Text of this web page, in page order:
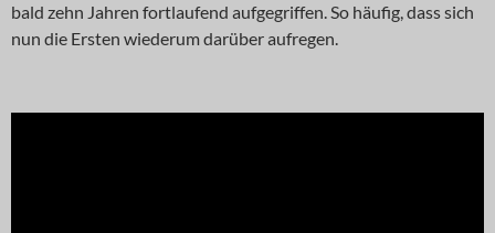
bald zehn Jahren fortlaufend aufgegriffen. So häufig, dass sich
nun die Ersten wiederum darüber aufregen.